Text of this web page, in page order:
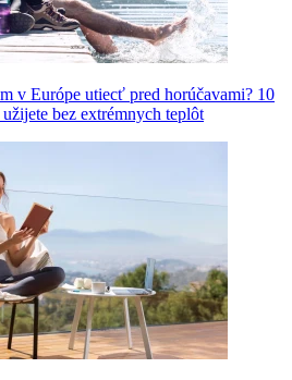
v Európe utiecť pred horúčavami? 10
bez extrémnych teplôt